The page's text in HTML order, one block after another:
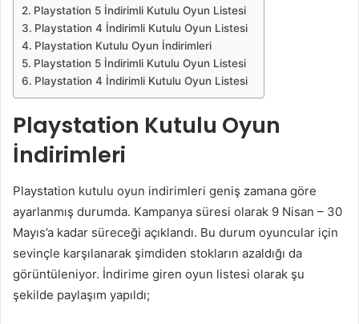
Playstation 5 İndirimli Kutulu Oyun Listesi
Playstation 4 İndirimli Kutulu Oyun Listesi
Playstation Kutulu Oyun İndirimleri
Playstation 5 İndirimli Kutulu Oyun Listesi
Playstation 4 İndirimli Kutulu Oyun Listesi
Playstation Kutulu Oyun
İndirimleri
Playstation kutulu oyun indirimleri geniş zamana göre
ayarlanmış durumda. Kampanya süresi olarak 9 Nisan – 30
Mayıs’a kadar süreceği açıklandı. Bu durum oyuncular için
sevinçle karşılanarak şimdiden stokların azaldığı da
görüntüleniyor. İndirime giren oyun listesi olarak şu
şekilde paylaşım yapıldı;